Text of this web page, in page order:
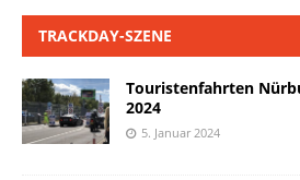
TRACKDAY-SZENE
Touristenfahrten
2024
5. Januar 2024